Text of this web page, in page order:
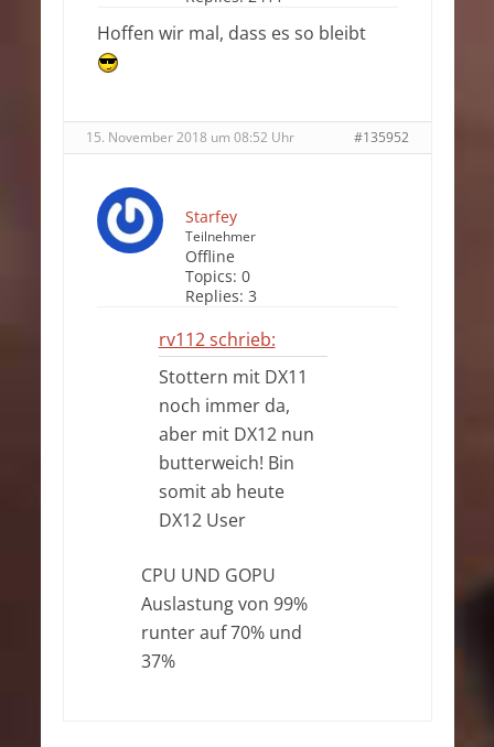
Hoffen wir mal, dass es so bleibt
15. November 2018 um 08:52 Uhr #135952
Starfey
Teilnehmer
Offline
Topics: 0
Replies: 3
rv112 schrieb:
Stottern mit DX11
noch immer da,
aber mit DX12 nun
butterweich! Bin
somit ab heute
DX12 User
CPU UND GOPU
Auslastung von 99%
runter auf 70% und
37%